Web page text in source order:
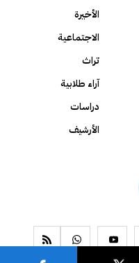
الأخيرة
الاجتماعية
تراث
آراء طلابية
دراسات
الأرشيف